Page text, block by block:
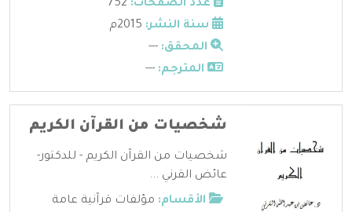
عدد الصفحات:
سنة النشر:
المحقق: ---
المترجم: ---
شخصيات من القرآن الكريم
شخصيات من القرآن الكريم - للدكتور-
عائض القرني ...
الأقسام: مؤلفات قرآنية عامة